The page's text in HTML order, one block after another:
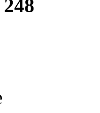
248